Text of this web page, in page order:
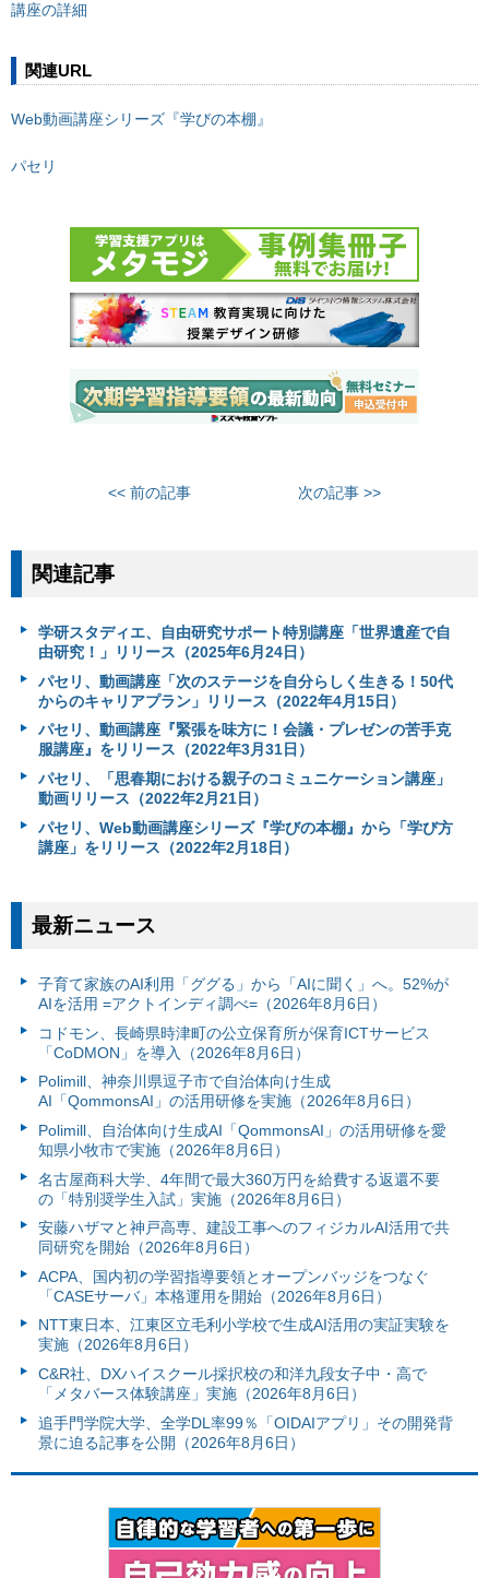
講座の詳細
関連URL
Web動画講座シリーズ『学びの本棚』
パセリ
<< 前の記事 次の記事 >>
関連記事
学研スタディエ、自由研究サポート特別講座「世界遺産で自
由研究！」リリース（2025年6月24日）
パセリ、動画講座「次のステージを自分らしく生きる！50代
からのキャリアプラン」リリース（2022年4月15日）
パセリ、動画講座『緊張を味方に！会議・プレゼンの苦手克
服講座』をリリース（2022年3月31日）
パセリ、「思春期における親子のコミュニケーション講座」
動画リリース（2022年2月21日）
パセリ、Web動画講座シリーズ『学びの本棚』から「学び方
講座」をリリース（2022年2月18日）
最新ニュース
子育て家族のAI利用「ググる」から「AIに聞く」へ。52%が
AIを活用 =アクトインディ調べ=（2026年8月6日）
コドモン、長崎県時津町の公立保育所が保育ICTサービス
「CoDMON」を導入（2026年8月6日）
Polimill、神奈川県逗子市で自治体向け生成
AI「QommonsAI」の活用研修を実施（2026年8月6日）
Polimill、自治体向け生成AI「QommonsAI」の活用研修を愛
知県小牧市で実施（2026年8月6日）
名古屋商科大学、4年間で最大360万円を給費する返還不要
の「特別奨学生入試」実施（2026年8月6日）
安藤ハザマと神戸高専、建設工事へのフィジカルAI活用で共
同研究を開始（2026年8月6日）
ACPA、国内初の学習指導要領とオープンバッジをつなぐ
「CASEサーバ」本格運用を開始（2026年8月6日）
NTT東日本、江東区立毛利小学校で生成AI活用の実証実験を
実施（2026年8月6日）
C&R社、DXハイスクール採択校の和洋九段女子中・高で
「メタバース体験講座」実施（2026年8月6日）
追手門学院大学、全学DL率99％「OIDAIアプリ」その開発背
景に迫る記事を公開（2026年8月6日）